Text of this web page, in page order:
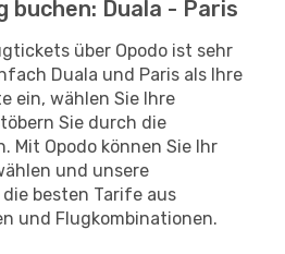
buchen: Duala - Paris
über Opodo ist sehr
Duala und Paris als Ihre
ein, wählen Sie Ihre
Sie durch die
Mit Opodo können Sie Ihr
und unsere
besten Tarife aus
und Flugkombinationen.